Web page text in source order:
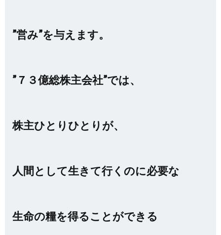
”営み”を与えます。
”７３億総株主会社”では、
株主ひとりひとりが、
人間として生きて行くのに必要な
生命の糧を得ることができる